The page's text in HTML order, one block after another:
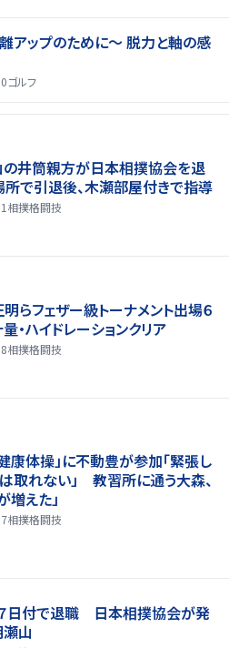
離アップのために～ 脱力と軸の感
ゴルフ
井筒親方が日本相撲協会を退
で引退後、木瀬部屋付きで指導
相撲格闘技
明らフェザー級トーナメント出場６
・ハイドレーションクリア
相撲格闘技
康体操」に不動豊が参加「緊張し
取れない」 教習所に通う大森、
増えた」
相撲格闘技
日付で退職 日本相撲協会が発
山